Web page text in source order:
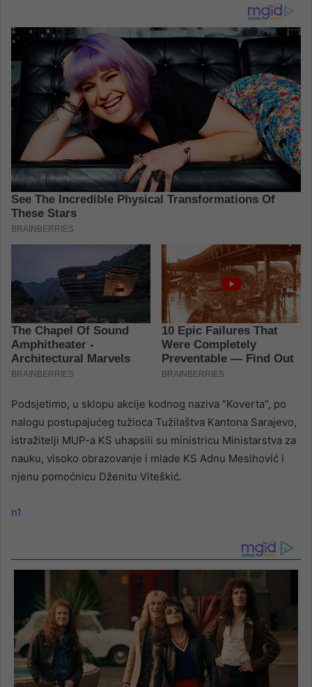
Podsjetimo, u sklopu akcije kodnog naziva “Koverta”, po
nalogu postupajućeg tužioca Tužilaštva Kantona Sarajevo,
istražitelji MUP-a KS uhapsili su ministricu Ministarstva za
nauku, visoko obrazovanje i mlade KS Adnu Mesihović i
njenu pomoćnicu Dženitu Viteškić.
n1